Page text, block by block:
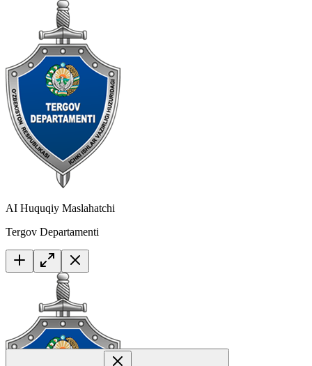
AI Huquqiy Maslahatchi
Tergov Departamenti